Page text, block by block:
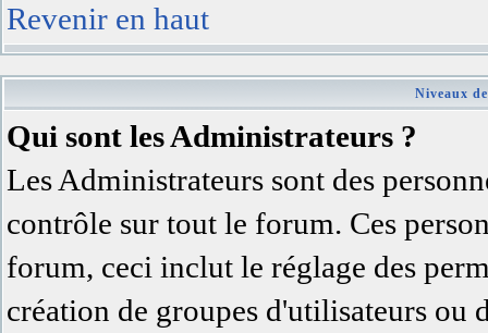
Revenir en haut
Niveaux
Qui sont les Administrateurs ?
Les Administrateurs sont des
contrôle sur tout le forum. Ces
forum, ceci inclut le réglage des
création de groupes d'utilisateurs ou